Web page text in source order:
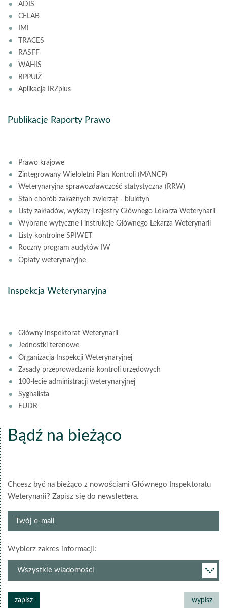
ADIS
CELAB
IMI
TRACES
RASFF
WAHIS
RPPUiŻ
Aplikacja IRZplus
Publikacje Raporty Prawo
Prawo krajowe
Zintegrowany Wieloletni Plan Kontroli (MANCP)
Weterynaryjna sprawozdawczość statystyczna (RRW)
Stan chorób zakaźnych zwierząt - biuletyn
Listy zakładów, wykazy i rejestry Głównego Lekarza Weterynarii
Wybrane wytyczne i instrukcje Głównego Lekarza Weterynarii
Listy kontrolne SPIWET
Roczny program audytów IW
Opłaty weterynaryjne
Inspekcja Weterynaryjna
Główny Inspektorat Weterynarii
Jednostki terenowe
Organizacja Inspekcji Weterynaryjnej
Zasady przeprowadzania kontroli urzędowych
100-lecie administracji weterynaryjnej
Sygnalista
EUDR
Bądź na bieżąco
Chcesz być na bieżąco z nowościami Głównego Inspektoratu
Weterynarii? Zapisz się do newslettera.
Twój
Wybierz zakres informacji:
newslettera